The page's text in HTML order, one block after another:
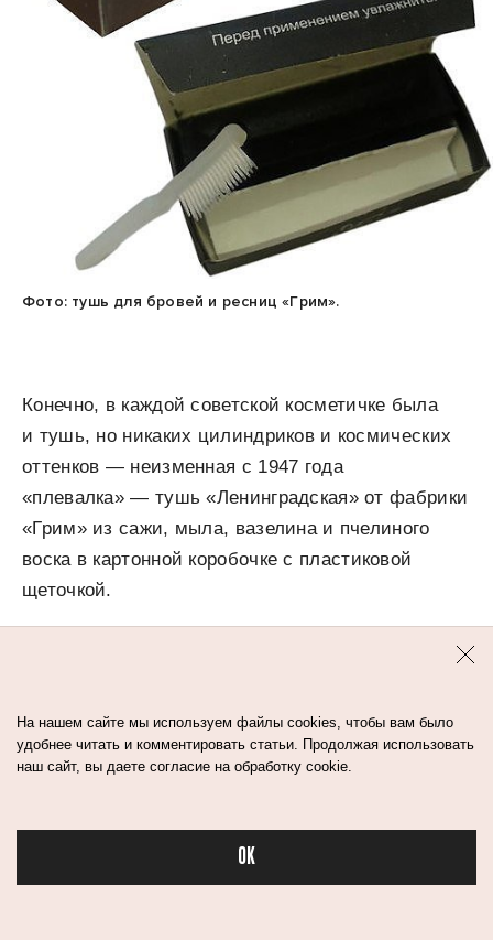
Бьюти в спорте
Фото: тушь для бровей и ресниц «Грим».
Конечно, в каждой советской косметичке была
и тушь, но никаких цилиндриков и космических
оттенков — неизменная с 1947 года
«плевалка» — тушь «Ленинградская» от фабрики
«Грим» из сажи, мыла, вазелина и пчелиного
воска в картонной коробочке с пластиковой
щеточкой.
разделять иголкой. Чтобы получить модные
мохнатые ресницы, их сначала подкручивали
Стрелки рисовали тоже «Ленинградской» и, если
На нашем сайте мы используем файлы cookies, чтобы вам было
удобнее читать и комментировать статьи. Продолжая использовать
наш сайт, вы даете согласие на обработку cookie.
OK